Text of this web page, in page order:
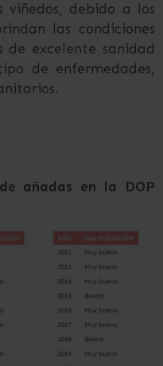
viñedos, debido a los
las condiciones
de excelente sanidad
de enfermedades,
añadas en la DOP